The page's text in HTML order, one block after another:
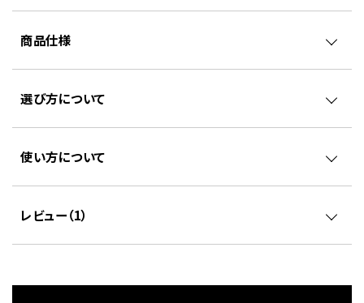
商品仕様
選び方について
使い方について
レビュー（1）